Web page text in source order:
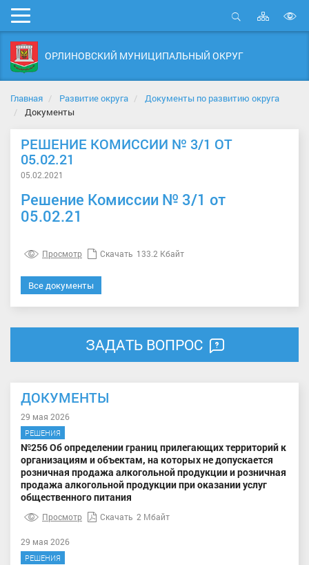
Мобильное
меню
Открыть
Карта
сайта
ОРЛИНОВСКИЙ МУНИЦИПАЛЬНЫЙ ОКРУГ
Главная Развитие округа
Документы по развитию округа
Документы
РЕШЕНИЕ КОМИССИИ № 3/1 ОТ
05.02.21
05.02.2021
Решение Комиссии № 3/1 от
05.02.21
Просмотр Скачать 133.2 Кбайт
Все документы
ЗАДАТЬ ВОПРОС
ДОКУМЕНТЫ
29 мая 2026
РЕШЕНИЯ
№256 Об определении границ прилегающих территорий к
организациям и объектам, на которых не допускается
розничная продажа алкогольной продукции и розничная
продажа алкогольной продукции при оказании услуг
общественного питания
Просмотр Скачать 2 Мбайт
29 мая 2026
РЕШЕНИЯ